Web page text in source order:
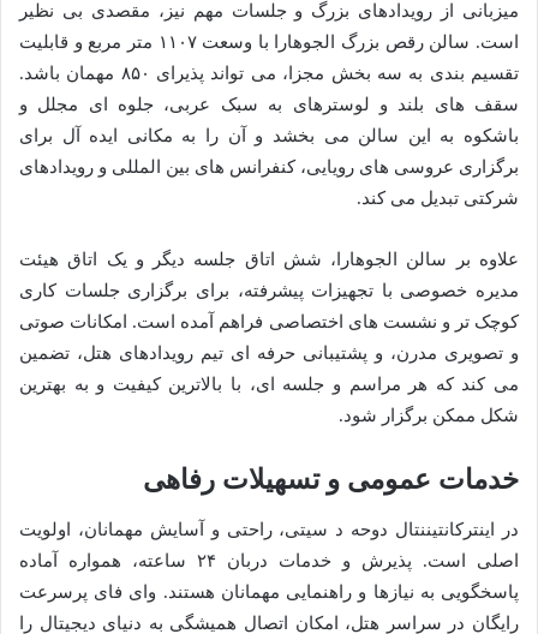
میزبانی از رویدادهای بزرگ و جلسات مهم نیز، مقصدی بی نظیر
است. سالن رقص بزرگ الجوهارا با وسعت ۱۱۰۷ متر مربع و قابلیت
تقسیم بندی به سه بخش مجزا، می تواند پذیرای ۸۵۰ مهمان باشد.
سقف های بلند و لوسترهای به سبک عربی، جلوه ای مجلل و
باشکوه به این سالن می بخشد و آن را به مکانی ایده آل برای
برگزاری عروسی های رویایی، کنفرانس های بین المللی و رویدادهای
شرکتی تبدیل می کند.
علاوه بر سالن الجوهارا، شش اتاق جلسه دیگر و یک اتاق هیئت
مدیره خصوصی با تجهیزات پیشرفته، برای برگزاری جلسات کاری
کوچک تر و نشست های اختصاصی فراهم آمده است. امکانات صوتی
و تصویری مدرن، و پشتیبانی حرفه ای تیم رویدادهای هتل، تضمین
می کند که هر مراسم و جلسه ای، با بالاترین کیفیت و به بهترین
شکل ممکن برگزار شود.
خدمات عمومی و تسهیلات رفاهی
در اینترکانتیننتال دوحه د سیتی، راحتی و آسایش مهمانان، اولویت
اصلی است. پذیرش و خدمات دربان ۲۴ ساعته، همواره آماده
پاسخگویی به نیازها و راهنمایی مهمانان هستند. وای فای پرسرعت
رایگان در سراسر هتل، امکان اتصال همیشگی به دنیای دیجیتال را